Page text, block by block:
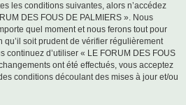
les conditions suivantes, alors n’accédez
DES FOUS DE PALMIERS ». Nous
quel moment et nous ferons tout pour
soit prudent de vérifier régulièrement
continuez d’utiliser « LE FORUM DES FOUS
ont été effectués, vous acceptez
conditions découlant des mises à jour et/ou